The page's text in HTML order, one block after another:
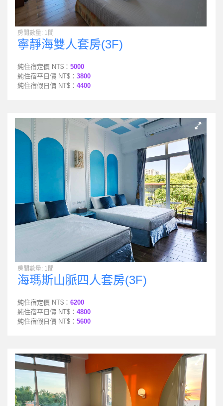
房間數量: 1間
寧靜海雙人套房(3F)
純住宿定價 NT$： 5000
純住宿平日價 NT$： 3800
純住宿假日價 NT$： 4400
房間數量: 1間
海瑪斯山脈四人套房(3F)
純住宿定價 NT$： 6200
純住宿平日價 NT$： 4800
純住宿假日價 NT$： 5600